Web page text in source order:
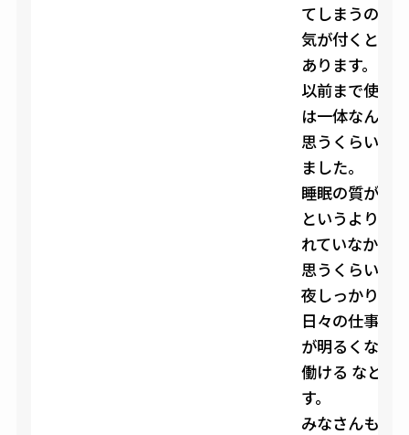
てしまうので、
気が付くと寝
あります。
以前まで使っ
は一体なんだ
思うくらい”
ました。
睡眠の質が上
というより今
れていなかっ
思うくらいで
夜しっかり眠
日々の仕事の
が明るくなる
働ける などの
す。
みなさんも記